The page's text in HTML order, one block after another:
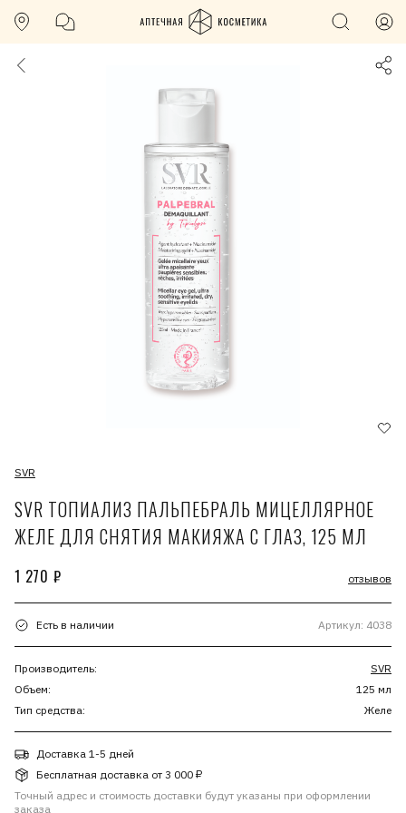
SVR
SVR ТОПИАЛИЗ ПАЛЬПЕБРАЛЬ МИЦЕЛЛЯРНОЕ
ЖЕЛЕ ДЛЯ СНЯТИЯ МАКИЯЖА С ГЛАЗ, 125 МЛ
1 270 ₽ отзывов
Есть в наличии Артикул: 4038
Производитель:
SVR
Объем:
125 мл
Тип средства:
Желе
Доставка 1-5 дней
Бесплатная доставка от 3 000 ₽
Точный адрес и стоимость доставки будут указаны при оформлении
заказа